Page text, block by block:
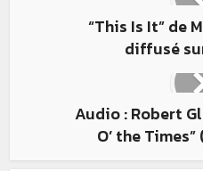
“This Is It” de
diffusé
Audio : Robert
O’ the